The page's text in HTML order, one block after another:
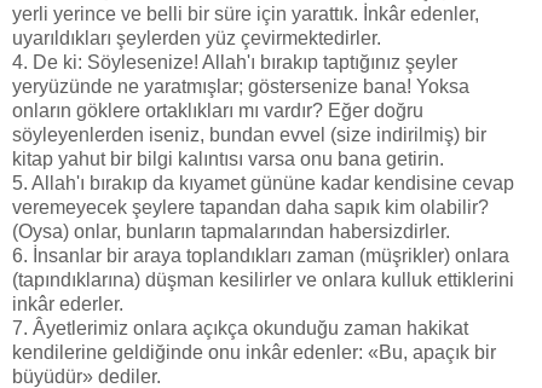
yerli yerince ve belli bir süre için yarattık. İnkâr edenler,
uyarıldıkları şeylerden yüz çevirmektedirler.
4. De ki: Söylesenize! Allah'ı bırakıp taptığınız şeyler
yeryüzünde ne yaratmışlar; göstersenize bana! Yoksa
onların göklere ortaklıkları mı vardır? Eğer doğru
söyleyenlerden iseniz, bundan evvel (size indirilmiş) bir
kitap yahut bir bilgi kalıntısı varsa onu bana getirin.
5. Allah'ı bırakıp da kıyamet gününe kadar kendisine cevap
veremeyecek şeylere tapandan daha sapık kim olabilir?
(Oysa) onlar, bunların tapmalarından habersizdirler.
6. İnsanlar bir araya toplandıkları zaman (müşrikler) onlara
(tapındıklarına) düşman kesilirler ve onlara kulluk ettiklerini
inkâr ederler.
7. Âyetlerimiz onlara açıkça okunduğu zaman hakikat
kendilerine geldiğinde onu inkâr edenler: «Bu, apaçık bir
büyüdür» dediler.